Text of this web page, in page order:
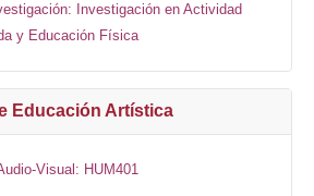
Investigación en Actividad
y Educación Física
Educación Artística
Visual: HUM401